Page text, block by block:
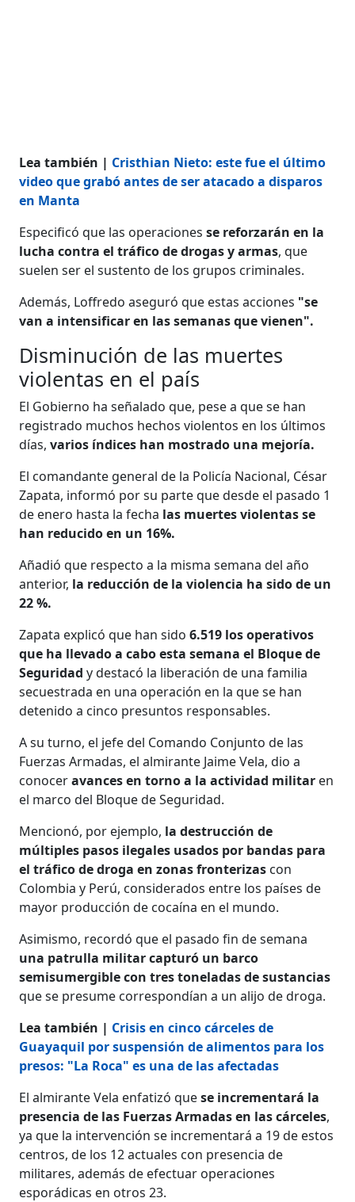
Lea también | Cristhian Nieto: este fue el último
video que grabó antes de ser atacado a disparos
en Manta
Especificó que las operaciones se reforzarán en la
lucha contra el tráfico de drogas y armas, que
suelen ser el sustento de los grupos criminales.
Además, Loffredo aseguró que estas acciones "se
van a intensificar en las semanas que vienen".
Disminución de las muertes
violentas en el país
El Gobierno ha señalado que, pese a que se han
registrado muchos hechos violentos en los últimos
días,varios índices han mostrado una mejoría.
El comandante general de la Policía Nacional, César
Zapata, informó por su parte que desde el pasado 1
de enero hasta la fecha las muertes violentas se
han reducido en un 16%.
Añadió que respecto a la misma semana del año
anterior, la reducción de la violencia ha sido de un
22 %.
Zapata explicó que han sido 6.519 los operativos
que ha llevado a cabo esta semana el Bloque de
Seguridad y destacó la liberación de una familia
secuestrada en una operación en la que se han
detenido a cinco presuntos responsables.
A su turno, el jefe del Comando Conjunto de las
Fuerzas Armadas, el almirante Jaime Vela, dio a
conoceravances en torno a la actividad militar en
el marco del Bloque de Seguridad.
Mencionó, por ejemplo, la destrucción de
múltiples pasos ilegales usados por bandas para
el tráfico de droga en zonas fronterizas con
Colombia y Perú, considerados entre los países de
mayor producción de cocaína en el mundo.
Asimismo, recordó que el pasado fin de semana
una patrulla militar capturó un barco
semisumergible con tres toneladas de sustancias
que se presume correspondían a un alijo de droga.
Lea también | Crisis en cinco cárceles de
Guayaquil por suspensión de alimentos para los
presos: "La Roca" es una de las afectadas
El almirante Vela enfatizó quese incrementará la
presencia de las Fuerzas Armadas en las cárceles,
ya que la intervención se incrementará a 19 de estos
centros, de los 12 actuales con presencia de
militares, además de efectuar operaciones
esporádicas en otros 23.